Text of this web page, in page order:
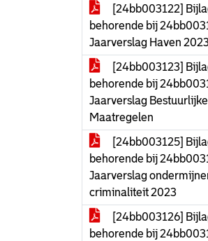
[24bb003122]
behorende bij
Jaarverslag Haven
[24bb003123]
behorende bij
Jaarverslag Bestuurlijke
Maatregelen
[24bb003125]
behorende bij
Jaarverslag
criminaliteit 2023
[24bb003126]
behorende bij